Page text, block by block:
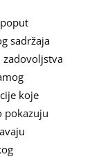
sadržaja
koje
pokazuju